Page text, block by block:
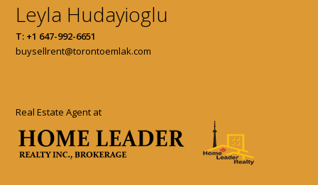
Leyla Hudayioglu
T: +1 647-992-6651
buysellrent@torontoemlak.com
Real Estate Agent at